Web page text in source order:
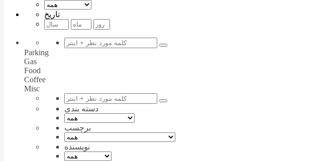
تاریخ
Parking
Gas
Food
Coffee
Misc
دسته بندی
برچسب
نویسنده